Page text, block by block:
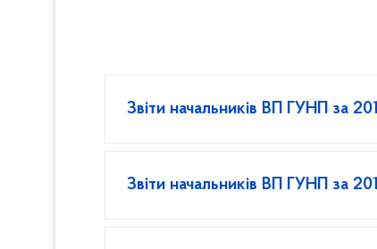
Звіти начальників ВП ГУНП за
Звіти начальників ВП ГУНП за